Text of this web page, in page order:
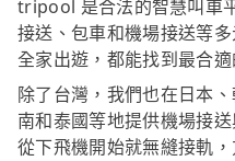
tripool 是合法的智慧叫車
接送、包車和機場接送等
全家出遊，都能找到最合適
除了台灣，我們也在日本
南和泰國等地提供機場接
從下飛機開始就無縫接軌，